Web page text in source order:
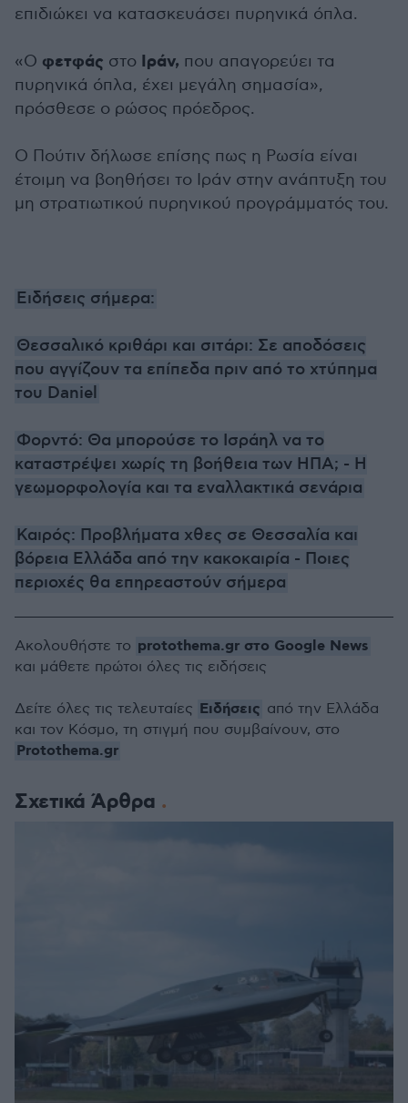
επιδιώκει να κατασκευάσει πυρηνικά όπλα.
«Ο φετφάς στο Ιράν, που απαγορεύει τα
πυρηνικά όπλα, έχει μεγάλη σημασία»,
πρόσθεσε ο ρώσος πρόεδρος.
Ο Πούτιν δήλωσε επίσης πως η Ρωσία είναι
έτοιμη να βοηθήσει το Ιράν στην ανάπτυξη του
μη στρατιωτικού πυρηνικού προγράμματός του.
Ειδήσεις σήμερα:
Θεσσαλικό κριθάρι και σιτάρι: Σε αποδόσεις
που αγγίζουν τα επίπεδα πριν από το χτύπημα
του Daniel
Φορντό: Θα μπορούσε το Ισράηλ να το
καταστρέψει χωρίς τη βοήθεια των ΗΠΑ; - Η
γεωμορφολογία και τα εναλλακτικά σενάρια
Καιρός: Προβλήματα χθες σε Θεσσαλία και
βόρεια Ελλάδα από την κακοκαιρία - Ποιες
περιοχές θα επηρεαστούν σήμερα
Σχετικά Άρθρα
Ακολουθήστε το protothema.gr στο Google News
και μάθετε πρώτοι όλες τις ειδήσεις
Δείτε όλες τις τελευταίες Ειδήσεις από την Ελλάδα
και τον Κόσμο, τη στιγμή που συμβαίνουν, στο
Protothema.gr